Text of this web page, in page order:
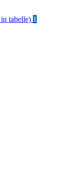
tabelle) 1